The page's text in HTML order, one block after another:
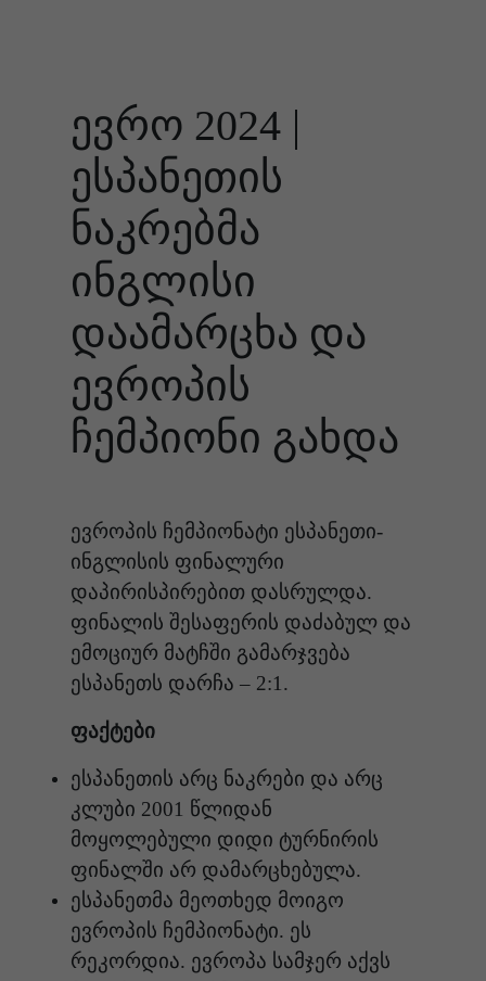
ევრო 2024 |
ესპანეთის
ნაკრებმა
ინგლისი
დაამარცხა და
ევროპის
ჩემპიონი გახდა
ევროპის ჩემპიონატი ესპანეთი-
ინგლისის ფინალური
დაპირისპირებით დასრულდა.
ფინალის შესაფერის დაძაბულ და
ემოციურ მატჩში გამარჯვება
ესპანეთს დარჩა – 2:1.
ფაქტები
ესპანეთის არც ნაკრები და არც
კლუბი 2001 წლიდან
მოყოლებული დიდი ტურნირის
ფინალში არ დამარცხებულა.
ესპანეთმა მეოთხედ მოიგო
ევროპის ჩემპიონატი. ეს
რეკორდია. ევროპა სამჯერ აქვს